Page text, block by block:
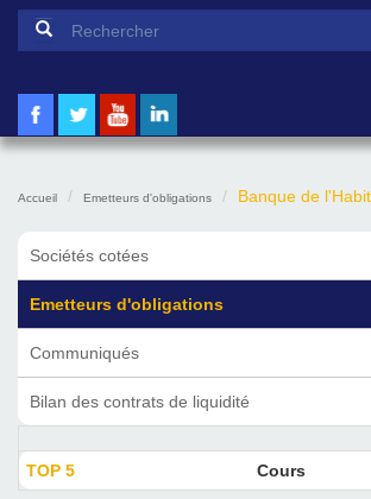
Formulaire de
Accueil Emetteurs d'obligations Banque de
Sociétés cotées
Emetteurs d'obligations
Communiqués
Bilan des contrats de liquidité
TOP 5 Cours